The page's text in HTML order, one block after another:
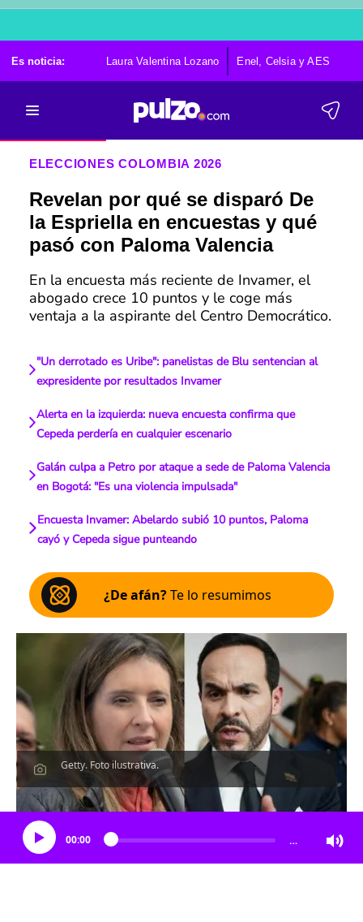
Es noticia: Laura Valentina Lozano Enel, Celsia y AES
ELECCIONES COLOMBIA 2026
Revelan por qué se disparó De
la Espriella en encuestas y qué
pasó con Paloma Valencia
En la encuesta más reciente de Invamer, el
abogado crece 10 puntos y le coge más
ventaja a la aspirante del Centro Democrático.
"Un derrotado es Uribe": panelistas de Blu sentencian al
expresidente por resultados Invamer
Alerta en la izquierda: nueva encuesta confirma que
Cepeda perdería en cualquier escenario
Galán culpa a Petro por ataque a sede de Paloma Valencia
en Bogotá: "Es una violencia impulsada"
Encuesta Invamer: Abelardo subió 10 puntos, Paloma
cayó y Cepeda sigue punteando
¿De afán?Te lo resumimos
Getty. Foto ilustrativa.
Escucha el artículo
00:00 …